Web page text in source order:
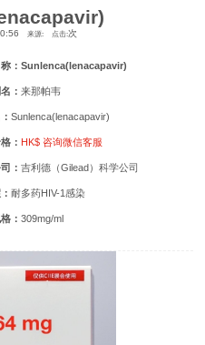
来源: 点击:次
称：Sunlenca(lenacapavir)
：来那帕韦
Sunlenca(lenacapavir)
： HK$ 咨询微信客服
：吉利德（Gilead）科学公司
耐多药HIV-1感染
：309mg/ml